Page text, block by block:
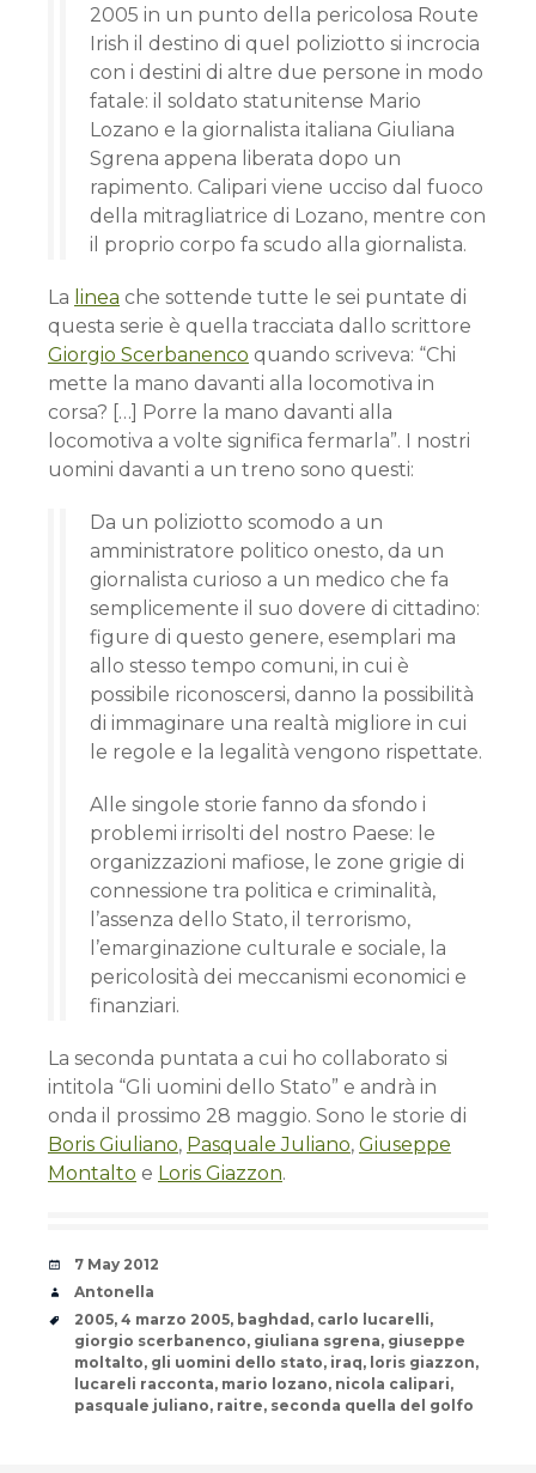
2005 in un punto della pericolosa Route
Irish il destino di quel poliziotto si incrocia
con i destini di altre due persone in modo
fatale: il soldato statunitense Mario
Lozano e la giornalista italiana Giuliana
Sgrena appena liberata dopo un
rapimento. Calipari viene ucciso dal fuoco
della mitragliatrice di Lozano, mentre con
il proprio corpo fa scudo alla giornalista.
La linea che sottende tutte le sei puntate di
questa serie è quella tracciata dallo scrittore
Giorgio Scerbanenco quando scriveva: “Chi
mette la mano davanti alla locomotiva in
corsa? […] Porre la mano davanti alla
locomotiva a volte significa fermarla”. I nostri
uomini davanti a un treno sono questi:
Da un poliziotto scomodo a un
amministratore politico onesto, da un
giornalista curioso a un medico che fa
semplicemente il suo dovere di cittadino:
figure di questo genere, esemplari ma
allo stesso tempo comuni, in cui è
possibile riconoscersi, danno la possibilità
di immaginare una realtà migliore in cui
le regole e la legalità vengono rispettate.
Alle singole storie fanno da sfondo i
problemi irrisolti del nostro Paese: le
organizzazioni mafiose, le zone grigie di
connessione tra politica e criminalità,
l’assenza dello Stato, il terrorismo,
l’emarginazione culturale e sociale, la
pericolosità dei meccanismi economici e
finanziari.
La seconda puntata a cui ho collaborato si
intitola “Gli uomini dello Stato” e andrà in
onda il prossimo 28 maggio. Sono le storie di
Boris Giuliano, Pasquale Juliano, Giuseppe
Montalto e Loris Giazzon.
Date
7 May 2012
Author
Antonella
Tags
2005, 4 marzo 2005, baghdad , carlo lucarelli,
giorgio scerbanenco, giuliana sgrena, giuseppe
moltalto, gli uomini dello stato, iraq, loris giazzon,
lucareli racconta, mario lozano, nicola calipari,
pasquale juliano, raitre, seconda quella del golfo